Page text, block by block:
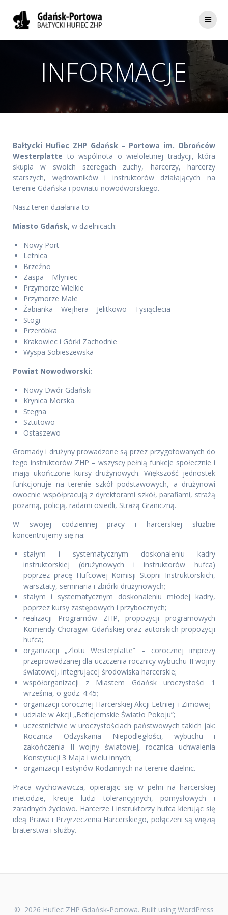
INFORMACJE
Bałtycki Hufiec ZHP Gdańsk – Portowa im. Obrońców
Westerplatte to wspólnota o wieloletniej tradycji, która
skupia w swoich szeregach zuchy, harcerzy, harcerzy
starszych, wędrowników i instruktorów działających na
terenie Gdańska i powiatu nowodworskiego.
Nasz teren działania to:
Miasto Gdańsk, w dzielnicach:
Nowy Port
Letnica
Brzeźno
Zaspa – Młyniec
Przymorze Wielkie
Przymorze Małe
Żabianka – Wejhera – Jelitkowo – Tysiąclecia
Stogi
Przeróbka
Krakowiec i Górki Zachodnie
Wyspa Sobieszewska
Powiat Nowodworski:
Nowy Dwór Gdański
Krynica Morska
Stegna
Sztutowo
Ostaszewo
Gromady i drużyny prowadzone są przez przygotowanych do
tego instruktorów ZHP – wszyscy pełnią funkcje społecznie i
mają ukończone kursy drużynowych. Większość jednostek
funkcjonuje na terenie szkół podstawowych, a drużynowi
owocnie współpracują z dyrektorami szkół, parafiami, strażą
pożarną, policją, radami osiedli, Strażą Graniczną.
W swojej codziennej pracy i harcerskiej służbie
koncentrujemy się na:
stałym i systematycznym doskonaleniu kadry
instruktorskiej (drużynowych i instruktorów hufca)
poprzez pracę Hufcowej Komisji Stopni Instruktorskich,
warsztaty, seminaria i zbiórki drużynowych;
stałym i systematycznym doskonaleniu młodej kadry,
poprzez kursy zastępowych i przybocznych;
realizacji Programów ZHP, propozycji programowych
Komendy Chorągwi Gdańskiej oraz autorskich propozycji
hufca;
organizacji „Zlotu Westerplatte” – corocznej imprezy
przeprowadzanej dla uczczenia rocznicy wybuchu II wojny
światowej, integrującej środowiska harcerskie;
współorganizacji z Miastem Gdańsk uroczystości 1
września, o godz. 4:45;
organizacji corocznej Harcerskiej Akcji Letniej i Zimowej
udziale w Akcji „Betlejemskie Światło Pokoju”;
uczestnictwie w uroczystościach państwowych takich jak:
Rocznica Odzyskania Niepodległości, wybuchu i
zakończenia II wojny światowej, rocznica uchwalenia
Konstytucji 3 Maja i wielu innych;
organizacji Festynów Rodzinnych na terenie dzielnic.
Praca wychowawcza, opierając się w pełni na harcerskiej
metodzie, kreuje ludzi tolerancyjnych, pomysłowych i
zaradnych życiowo. Harcerze i instruktorzy hufca kierując się
ideą Prawa i Przyrzeczenia Harcerskiego, połączeni są więzią
braterstwa i służby.
© 2026 Hufiec ZHP Gdańsk-Portowa. Built using WordPress